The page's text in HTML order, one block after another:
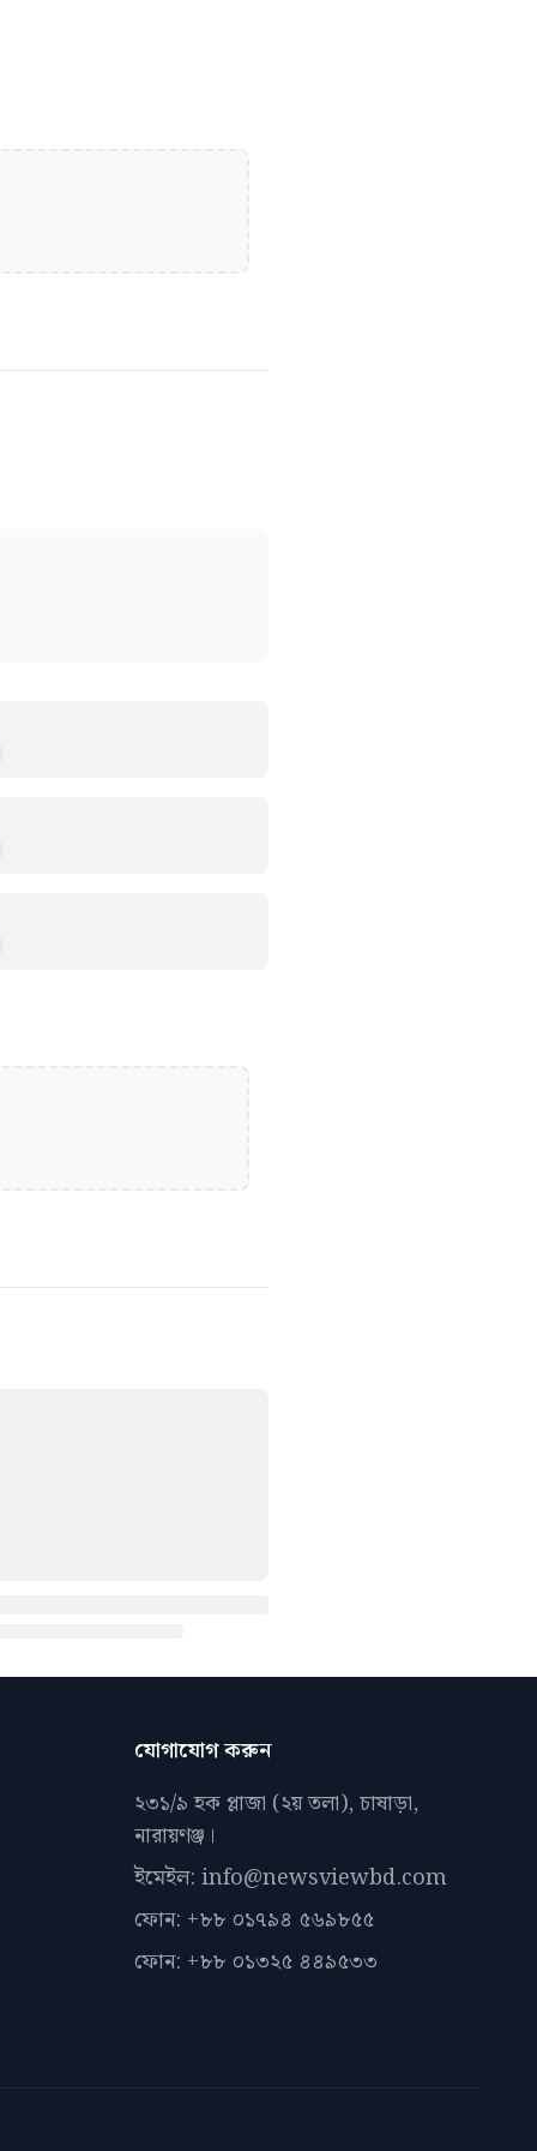
যোগাযোগ করুন
২৩১/৯ হক প্লাজা (২য় তলা), চাষাড়া,
নারায়ণঞ্জ।
ইমেইল: info@newsviewbd.com
ফোন: +৮৮ ০১৭৯৪ ৫৬৯৮৫৫
ফোন: +৮৮ ০১৩২৫ ৪৪৯৫৩৩